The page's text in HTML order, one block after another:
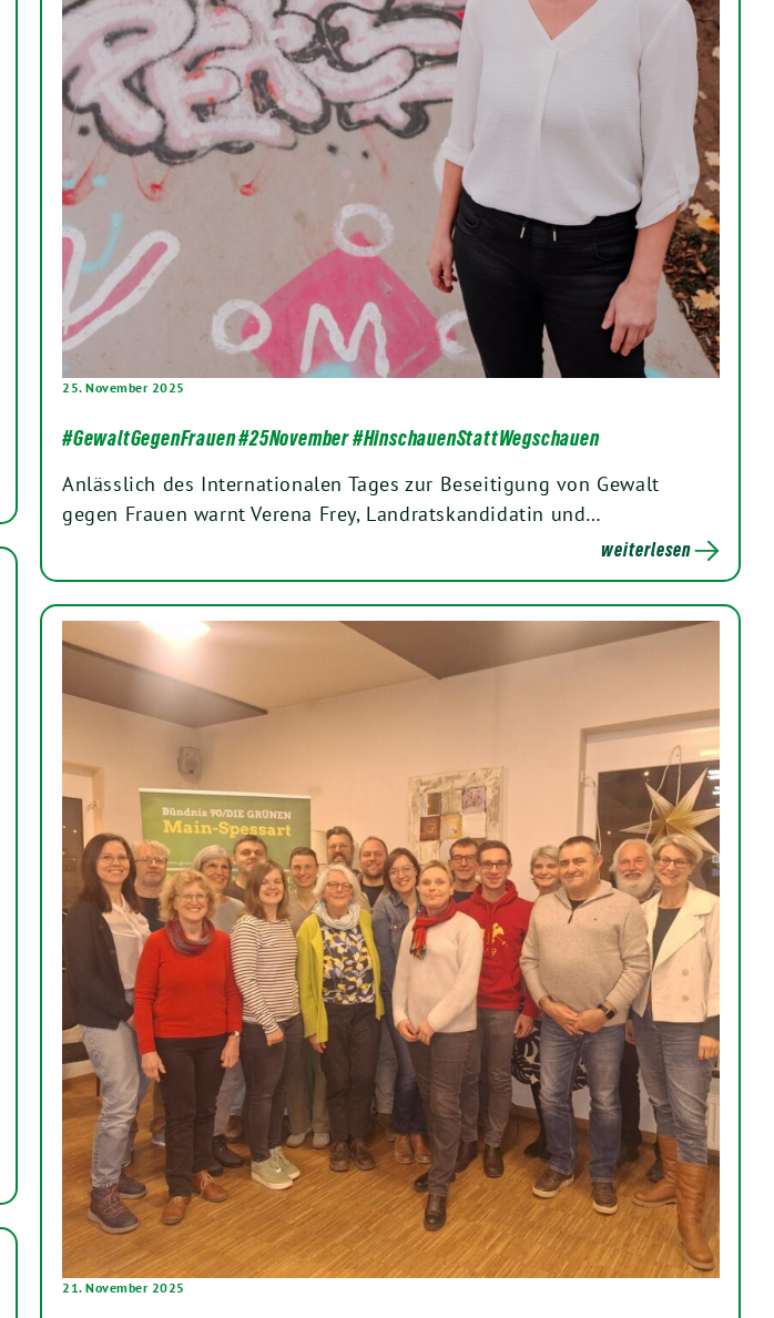
25. November 2025
#GewaltGegenFrauen #25November #HinschauenStattWegschauen
Anlässlich des Internationalen Tages zur Beseitigung von Gewalt
gegen Frauen warnt Verena Frey, Landratskandidatin und…
weiterlesen
21. November 2025